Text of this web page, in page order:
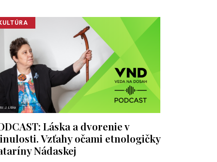
Láska a dvorenie v
Vzťahy očami etnologičky
Nádaskej